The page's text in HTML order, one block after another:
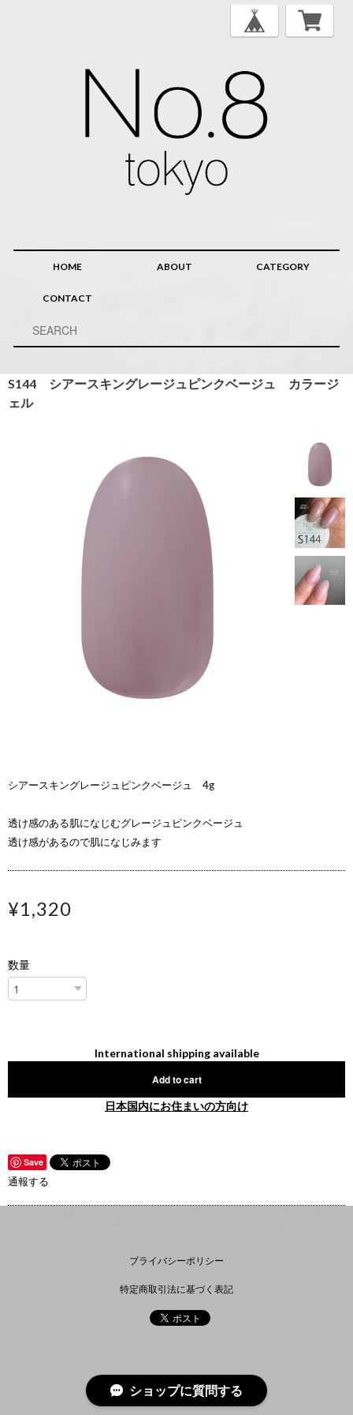
HOME ABOUT CATEGORY
CONTACT
S144 シアースキングレージュピンクベージュ カラージ
ェル
シアースキングレージュピンクベージュ 4g
透け感のある肌になじむグレージュピンクベージュ
透け感があるので肌になじみます
¥1,320
数量
International shipping available
Add to cart
日本国内にお住まいの方向け
Save
通報する
プライバシーポリシー
特定商取引法に基づく表記
ショップに質問する